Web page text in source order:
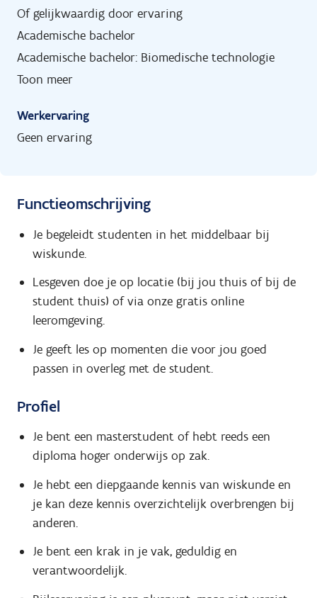
Of gelijkwaardig door ervaring
Academische bachelor
Academische bachelor: Biomedische technologie
Toon meer
Werkervaring
Geen ervaring
Functieomschrijving
Je begeleidt studenten in het middelbaar bij
wiskunde.
Lesgeven doe je op locatie (bij jou thuis of bij de
student thuis) of via onze gratis online
leeromgeving.
Je geeft les op momenten die voor jou goed
passen in overleg met de student.
Profiel
Je bent een masterstudent of hebt reeds een
diploma hoger onderwijs op zak.
Je hebt een diepgaande kennis van wiskunde en
je kan deze kennis overzichtelijk overbrengen bij
anderen.
Je bent een krak in je vak, geduldig en
verantwoordelijk.